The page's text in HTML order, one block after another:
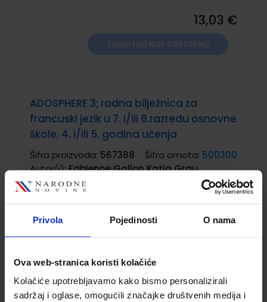
Privola Pojedinosti O nama
Ova web-stranica koristi kolačiće
Kolačiće upotrebljavamo kako bismo personalizirali
sadržaj i oglase, omogućili značajke društvenih medija i
13,03 €
ADOSPHERE 3; radna bilježnica za
francuski jezik u 7. i/ili 8.razredu osnovne
škole, 4. i/ili 5. godina učenja
Šifra proizvoda: 567388 Šifra omota: 500300
Autor(i):Fabienne Gallon Katia Grau
Catherine Macquart - Martin